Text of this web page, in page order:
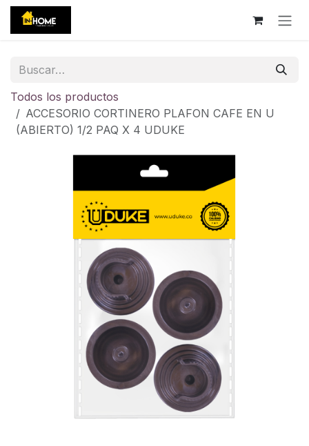
Ir al contenido
Todos los productos
ACCESORIO CORTINERO PLAFON CAFE EN U
(ABIERTO) 1/2 PAQ X 4 UDUKE